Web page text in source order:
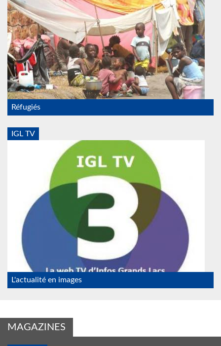
Réfugiés
IGL TV
IGL_TV_psf.jpg
L'actualité en images
MAGAZINES